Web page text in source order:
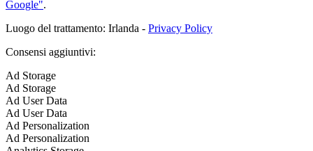
Google".
Luogo del trattamento: Irlanda - Privacy Policy
Consensi aggiuntivi:
Ad Storage
Ad Storage
Ad User Data
Ad User Data
Ad Personalization
Ad Personalization